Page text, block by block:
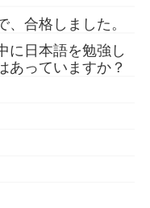
合格しました。
に日本語を勉強し
あっていますか？